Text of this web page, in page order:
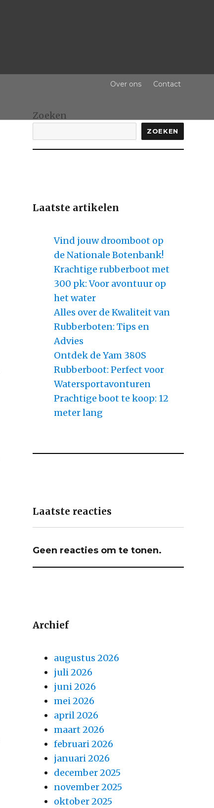
Over ons Contact
Zoeken
ZOEKEN
Laatste artikelen
Vind jouw droomboot op
de Nationale Botenbank!
Krachtige rubberboot met
300 pk: Voor avontuur op
het water
Alles over de Kwaliteit van
Rubberboten: Tips en
Advies
Ontdek de Yam 380S
Rubberboot: Perfect voor
Watersportavonturen
Prachtige boot te koop: 12
meter lang
Laatste reacties
Geen reacties om te tonen.
Archief
augustus 2026
juli 2026
juni 2026
mei 2026
april 2026
maart 2026
februari 2026
januari 2026
december 2025
november 2025
oktober 2025